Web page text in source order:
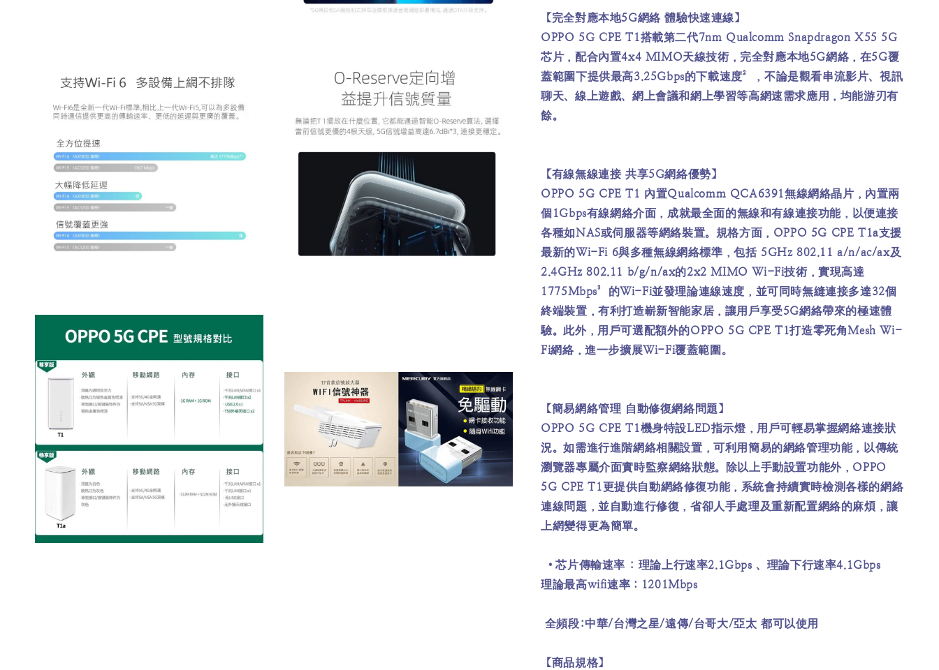
【完全對應本地5G網絡 體驗快速連線】
OPPO 5G CPE T1搭載第二代7nm Qualcomm Snapdragon X55 5G
芯片，配合內置4x4 MIMO天線技術，完全對應本地5G網絡，在5G覆
蓋範圍下提供最高3.25Gbps的下載速度²，不論是觀看串流影片、視訊
聊天、線上遊戲、網上會議和網上學習等高網速需求應用，均能游刃有
餘。
【有線無線連接 共享5G網絡優勢】
OPPO 5G CPE T1 內置Qualcomm QCA6391無線網絡晶片，內置兩
個1Gbps有線網絡介面，成就最全面的無線和有線連接功能，以便連接
各種如NAS或伺服器等網絡裝置。規格方面，OPPO 5G CPE T1a支援
最新的Wi-Fi 6與多種無線網絡標準，包括 5GHz 802.11 a/n/ac/ax及
2.4GHz 802.11 b/g/n/ax的2x2 MIMO Wi-Fi技術，實現高達
1775Mbps³的Wi-Fi並發理論連線速度，並可同時無縫連接多達32個
終端裝置，有利打造嶄新智能家居，讓用戶享受5G網絡帶來的極速體
驗。此外，用戶可選配額外的OPPO 5G CPE T1打造零死角Mesh Wi-
Fi網絡，進一步擴展Wi-Fi覆蓋範圍。
【簡易網絡管理 自動修復網絡問題】
OPPO 5G CPE T1機身特設LED指示燈，用戶可輕易掌握網絡連接狀
況。如需進行進階網絡相關設置，可利用簡易的網絡管理功能，以傳統
瀏覽器專屬介面實時監察網絡狀態。除以上手動設置功能外，OPPO
5G CPE T1更提供自動網絡修復功能，系統會持續實時檢測各樣的網絡
連線問題，並自動進行修復，省卻人手處理及重新配置網絡的麻煩，讓
上網變得更為簡單。
•芯片傳輸速率 : 理論上行速率2.1Gbps 、理論下行速率4.1Gbps
理論最高wifi速率：1201Mbps
全頻段:中華/台灣之星/遠傳/台哥大/亞太 都可以使用
【商品規格】